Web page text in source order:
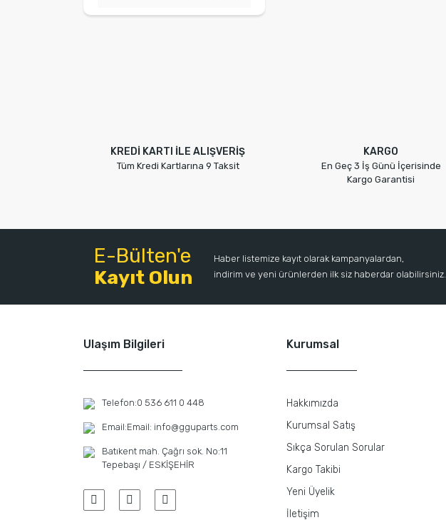
KREDİ KARTI İLE ALIŞVERİŞ
Tüm Kredi Kartlarına 9 Taksit
KARGO
En Geç 3 İş Günü İçerisinde
Kargo Garantisi
E-Bülten'e
Kayıt Olun
Haber listemize kayıt olarak kampanyalardan,
indirim ve yeni ürünlerden ilk siz haberdar olabilirsiniz.
Ulaşım Bilgileri
Telefon:0 536 611 0 448
Email:Email: info@gguparts.com
Batıkent mah. Çağrı sok. No:11
Tepebaşı / ESKİŞEHİR
Kurumsal
Hakkımızda
Kurumsal Satış
Sıkça Sorulan Sorular
Kargo Takibi
Yeni Üyelik
İletişim